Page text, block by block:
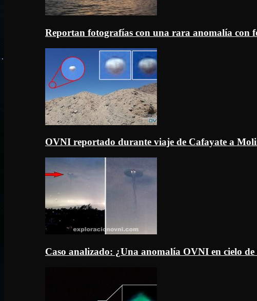
Reportan fotografías con una rara anomalía con
OVNI reportado durante viaje de Cafayate a
Caso analizado: ¿Una anomalía OVNI en cielo